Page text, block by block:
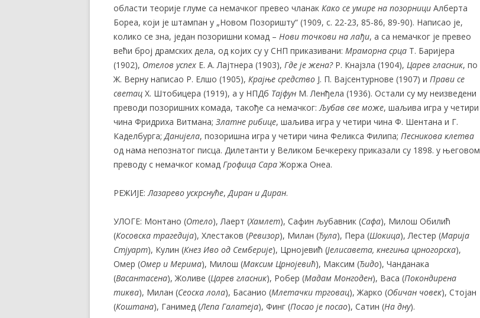
области теорије глуме са немачког превео чланак Како се умире на позорници Алберта
Бореа, који је штампан у „Новом Позоришту“ (1909, с. 22-23, 85-86, 89-90). Написао је,
колико се зна, један позоришни комад – Нови точкови на лађи, а са немачког је превео
већи број драмских дела, од којих су у СНП приказивани: Мраморна срца Т. Баријера
(1902), Отелов успех Е. А. Лајтнера (1903), Где је жена?Р. Кнајзла (1904), Царев гласник, по
Ж. Верну написао Р. Елшо (1905), Крајње средство Ј. П. Вајсентурнове (1907) и Прави се
светац Х. Штобицера (1919), а у НПДб Тајфун М. Ленђела (1936). Остали су му неизведени
преводи позоришних комада, такође са немачког:Љубав све може, шаљива игра у четири
чина Фридриха Витмана; Златне рибице, шаљива игра у четири чина Ф. Шентана и Г.
Каделбурга;Данијела, позоришна игра у четири чина Феликса Филипа; Песникова клетва
од нама непознатог писца. Дилетанти у Великом Бечкереку приказали су 1898. у његовом
преводу с немачког комад Грофица СараЖоржа Онеа.
РЕЖИЈЕ:Лазарево ускрснуће,Диран и Диран.
УЛОГЕ: Монтано (Отело), Лаерт (Хамлет), Сафин љубавник (Сафа), Милош Обилић
(Косовска трагедија), Хлестаков (Ревизор), Милан (Ђула), Пера (Шокица), Лестер (Марија
Стјуарт), Кулин (Кнез Иво од Семберије), Црнојевић (Јелисавета, кнегиња црногорска),
Омер (Омер и Мерима), Милош (Максим Црнојевић), Максим (Ђидо), Чанданака
(Васантасена), Жоливе (Царев гласник), Робер (Мадам Монгоден), Васа (Покондирена
тиква), Милан (Сеоска лола), Басанио (Млетачки трговац), Жарко (Обичан човек), Стојан
(Коштана), Ганимед (Лепа Галатеја), Финг (Посао је посао), Сатин (На дну).